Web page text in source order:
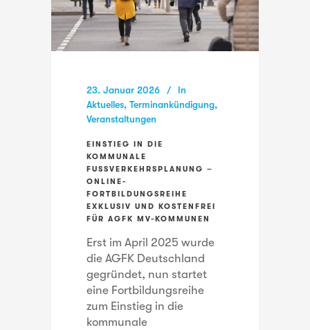
23. Januar 2026
In
Aktuelles, Terminankündigung,
Veranstaltungen
EINSTIEG IN DIE
KOMMUNALE
FUSSVERKEHRSPLANUNG – O
NLINE-F
ORTBILDUNGSREIHE E
XKLUSIV UND KOSTENFREI F
ÜR AGFK MV-KOMMUNEN
Erst im April 2025 wurde
die AGFK Deutschland
gegründet, nun startet
eine Fortbildungsreihe
zum Einstieg in die
kommunale